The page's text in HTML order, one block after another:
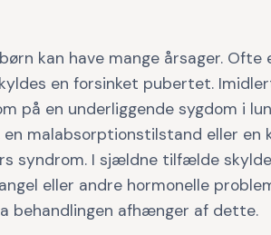
kan have mange årsager. Ofte
en forsinket pubertet.
på en underliggende sygdom i
en malabsorptionstilstand eller en
syndrom. I sjældne tilfælde
eller andre hormonelle
behandlingen afhænger af dette.